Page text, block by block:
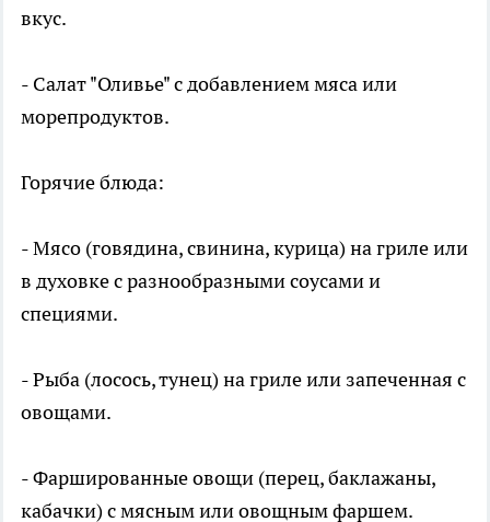
вкус.
- Салат "Оливье" с добавлением мяса или
морепродуктов.
Горячие блюда:
- Мясо (говядина, свинина, курица) на гриле или
в духовке с разнообразными соусами и
специями.
- Рыба (лосось, тунец) на гриле или запеченная с
овощами.
- Фаршированные овощи (перец, баклажаны,
кабачки) с мясным или овощным фаршем.